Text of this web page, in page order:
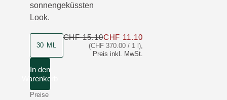
sonnengeküssten
Look.
Produktgrösse
30 ML (CHF 370.00 / 1 l),
Preis inkl. MwSt.
CHF 15.10CHF 11.10Nur CHF 11.10 statt
In den
Warenkorb
Preise